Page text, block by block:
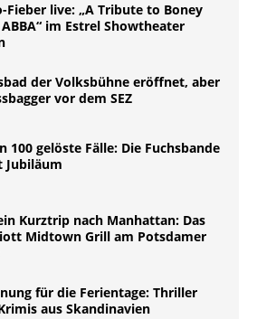
Fieber live: „A Tribute to Boney
im Estrel Showtheater
der Volksbühne eröffnet, aber
vor dem SEZ
100 gelöste Fälle: Die Fuchsbande
Jubiläum
Kurztrip nach Manhattan: Das
Midtown Grill am Potsdamer
für die Ferientage: Thriller
aus Skandinavien